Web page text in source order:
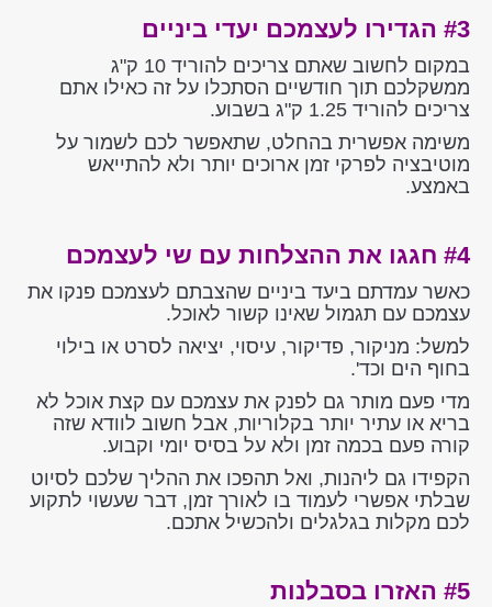
#3 הגדירו לעצמכם יעדי ביניים
במקום לחשוב שאתם צריכים להוריד 10 ק"ג
ממשקלכם תוך חודשיים הסתכלו על זה כאילו אתם
צריכים להוריד 1.25 ק"ג בשבוע.
משימה אפשרית בהחלט, שתאפשר לכם לשמור על
מוטיבציה לפרקי זמן ארוכים יותר ולא להתייאש
באמצע.
#4 חגגו את ההצלחות עם שי לעצמכם
כאשר עמדתם ביעד ביניים שהצבתם לעצמכם פנקו את
עצמכם עם תגמול שאינו קשור לאוכל.
למשל: מניקור, פדיקור, עיסוי, יציאה לסרט או בילוי
בחוף הים וכד'.
מדי פעם מותר גם לפנק את עצמכם עם קצת אוכל לא
בריא או עתיר יותר בקלוריות, אבל חשוב לוודא שזה
קורה פעם בכמה זמן ולא על בסיס יומי וקבוע.
הקפידו גם ליהנות, ואל תהפכו את ההליך שלכם לסיוט
שבלתי אפשרי לעמוד בו לאורך זמן, דבר שעשוי לתקוע
לכם מקלות בגלגלים ולהכשיל אתכם.
#5 האזרו בסבלנות